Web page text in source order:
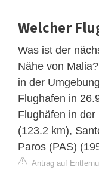
Welcher
Was ist der
Nähe von
in der
Flughafen in
Flughäfen in
(123.2 km),
Paros (PAS)
Antrag auf